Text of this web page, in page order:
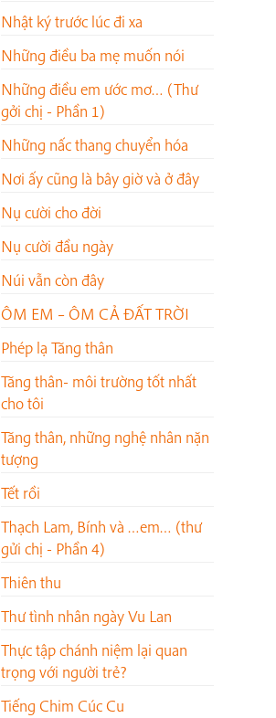
Nhật ký trước lúc đi xa
Những điều ba mẹ muốn nói
Những điều em ước mơ… (Thư
gởi chị - Phần 1)
Những nấc thang chuyển hóa
Nơi ấy cũng là bây giờ và ở đây
Nụ cười cho đời
Nụ cười đầu ngày
Núi vẫn còn đây
ÔM EM – ÔM CẢ ĐẤT TRỜI
Phép lạ Tăng thân
Tăng thân- môi trường tốt nhất
cho tôi
Tăng thân, những nghệ nhân nặn
tượng
Tết rồi
Thạch Lam, Bính và …em… (thư
gửi chị - Phần 4)
Thiên thu
Thư tình nhân ngày Vu Lan
Thực tập chánh niệm lại quan
trọng với người trẻ?
Tiếng Chim Cúc Cu